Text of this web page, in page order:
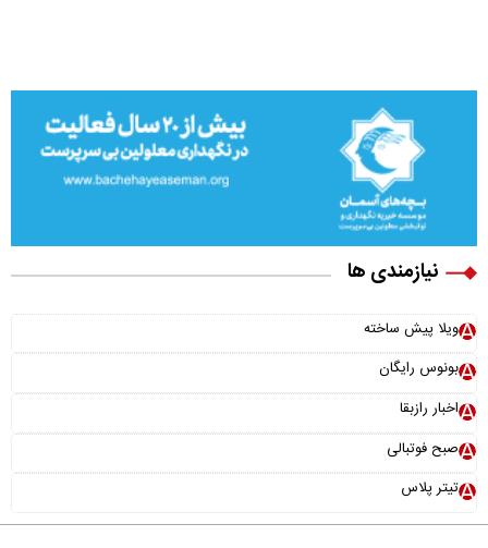
نیازمندی ها
ویلا پیش ساخته
بونوس رایگان
اخبار رازبقا
صبح فوتبالی
تیتر پلاس